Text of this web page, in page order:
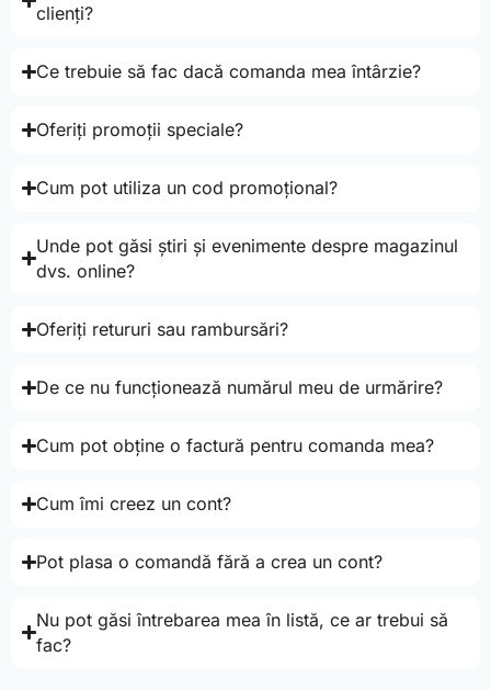
clienți?
Ce trebuie să fac dacă comanda mea întârzie?
Oferiți promoții speciale?
Cum pot utiliza un cod promoțional?
Unde pot găsi știri și evenimente despre magazinul
dvs. online?
Oferiți retururi sau rambursări?
De ce nu funcționează numărul meu de urmărire?
Cum pot obține o factură pentru comanda mea?
Cum îmi creez un cont?
Pot plasa o comandă fără a crea un cont?
Nu pot găsi întrebarea mea în listă, ce ar trebui să
fac?